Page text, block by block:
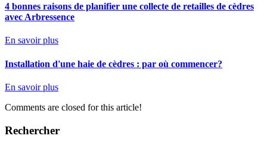
4 bonnes raisons de planifier une collecte de retailles de cèdres
avec Arbressence
En savoir plus
Installation d'une haie de cèdres : par où commencer?
En savoir plus
Comments are closed for this article!
Rechercher